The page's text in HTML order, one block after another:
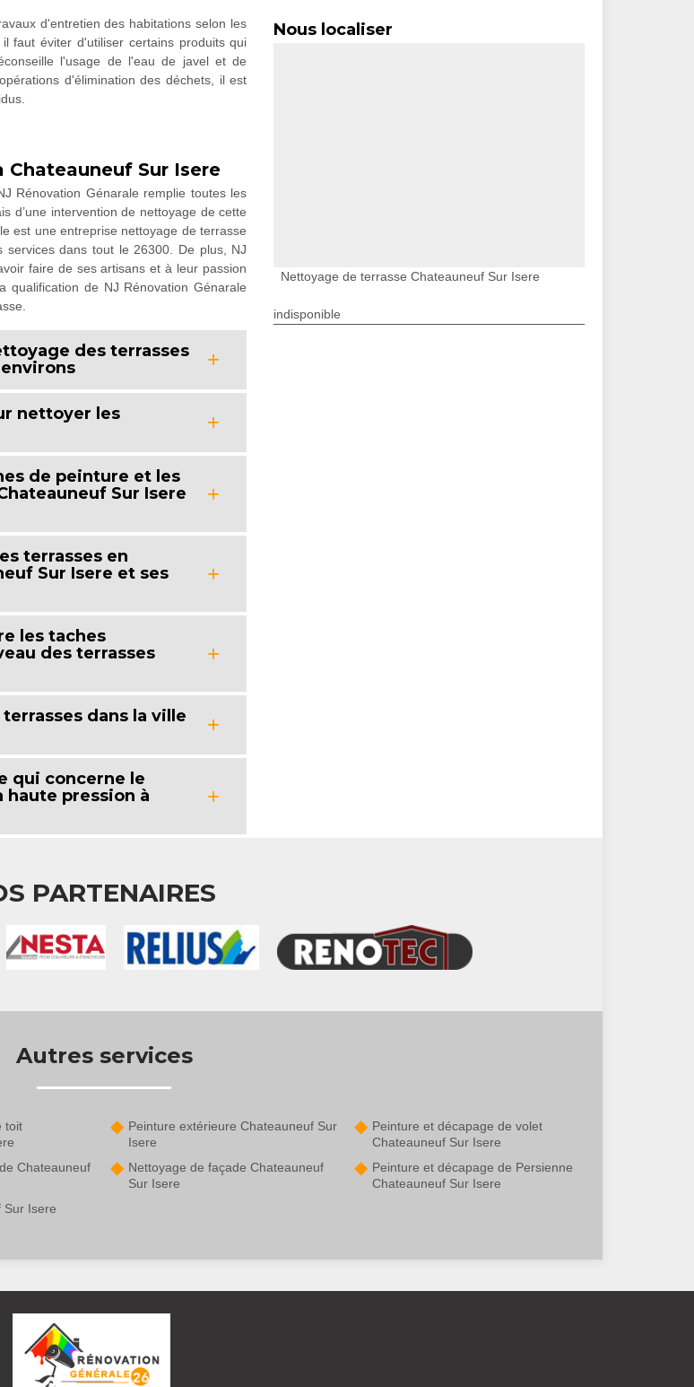
d'entretien des habitations selon les
faut éviter d'utiliser certains produits qui
l'usage de l'eau de javel et de
d'élimination des déchets, il est
Sur Isere
Rénovation Génarale remplie toutes les
d’une intervention de nettoyage de cette
est une entreprise nettoyage de terrasse
dans tout le 26300. De plus, NJ
faire de ses artisans et à leur passion
de NJ Rénovation Génarale
des terrasses
nettoyer les
de peinture et les
Sur Isere
terrasses en
Sur Isere et ses
les taches
des terrasses
dans la ville
qui concerne le
haute pression à
Nous localiser
Nettoyage de terrasse Chateauneuf Sur Isere
indisponible
PARTENAIRES
Autres services
toit
Chateauneuf
Sur Isere
Peinture extérieure Chateauneuf Sur
Isere
Nettoyage de façade Chateauneuf
Sur Isere
Peinture et décapage de volet
Chateauneuf Sur Isere
Peinture et décapage de Persienne
Chateauneuf Sur Isere